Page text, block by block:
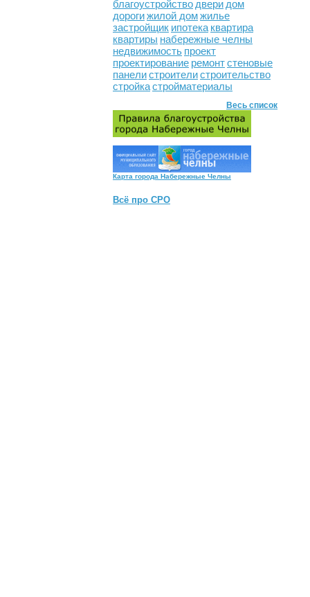
благоустройство двери дом
дорогижилой домжилье
застройщик ипотека квартира
квартиры набережные челны
недвижимость проект
проектирование ремонтстеновые
панелистроителистроительство
стройкастройматериалы
Весь список
Карта города Набережные Челны
Всё про СРО